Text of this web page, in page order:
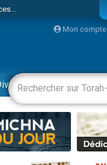
Mon compte
Livres